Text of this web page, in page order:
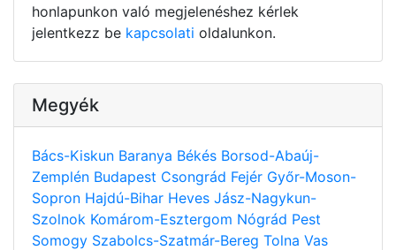
honlapunkon való megjelenéshez kérlek
jelentkezz be kapcsolati oldalunkon.
Megyék
Bács-Kiskun Baranya Békés Borsod-Abaúj-
Zemplén Budapest Csongrád Fejér Győr-Moson-
Sopron Hajdú-Bihar Heves Jász-Nagykun-
Szolnok Komárom-Esztergom Nógrád Pest
Somogy Szabolcs-Szatmár-Bereg Tolna Vas